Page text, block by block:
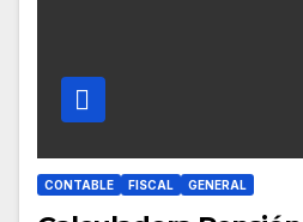
CONTABLE FISCAL GENERAL